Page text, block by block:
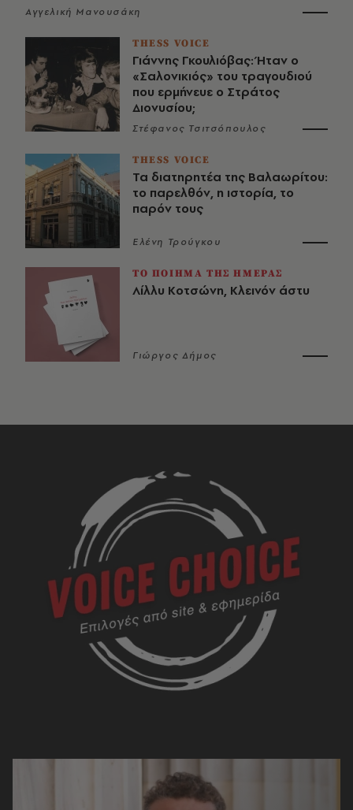
Αγγελική Μανουσάκη
THESS VOICE
Γιάννης Γκουλιόβας: Ήταν ο
«Σαλονικιός» του τραγουδιού
που ερμήνευε ο Στράτος
Διονυσίου;
Στέφανος Τσιτσόπουλος
THESS VOICE
Τα διατηρητέα της Βαλαωρίτου:
το παρελθόν, η ιστορία, το
παρόν τους
Ελένη Τρούγκου
ΤΟ ΠΟΙΗΜΑ ΤΗΣ ΗΜΕΡΑΣ
Λίλλυ Κοτσώνη, Κλεινόν άστυ
Γιώργος Δήμος